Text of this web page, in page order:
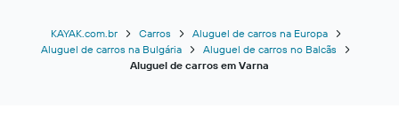
KAYAK.com.br Carros
Aluguel de carros na Europa
Aluguel de carros na Bulgária
Aluguel de carros no Balcãs
Aluguel de carros em Varna